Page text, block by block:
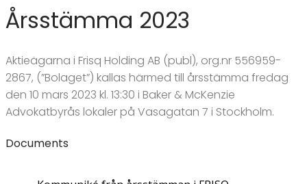
Årsstämma 2023
Aktieägarna i Frisq Holding AB (publ), org.nr 556959-
2867, (”Bolaget”) kallas härmed till årsstämma fredag
den 10 mars 2023 kl. 13:30 i Baker & McKenzie
Advokatbyrås lokaler på Vasagatan 7 i Stockholm.
Documents